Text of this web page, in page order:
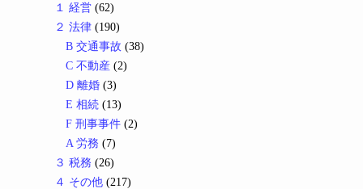
１ 経営 (62)
２ 法律 (190)
B 交通事故 (38)
C 不動産 (2)
D 離婚 (3)
E 相続 (13)
F 刑事事件 (2)
A 労務 (7)
３ 税務 (26)
４ その他 (217)